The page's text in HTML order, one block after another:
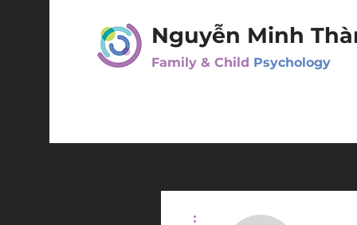
Nguyễn Minh
Family & Child Psychology